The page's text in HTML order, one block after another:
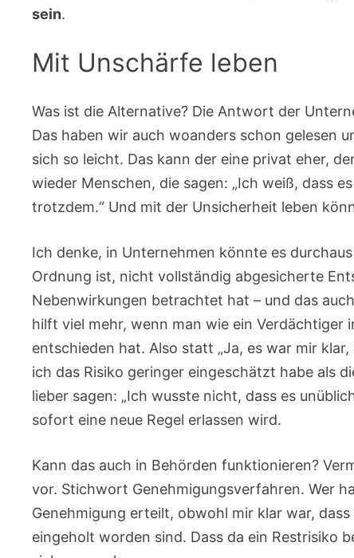
sein.
Mit Unschärfe leben
Was ist die Alternative? Die Antwort der
Das haben wir auch woanders schon gelesen
sich so leicht. Das kann der eine privat eher,
wieder Menschen, die sagen: „Ich weiß, dass
trotzdem.“ Und mit der Unsicherheit leben
Ich denke, in Unternehmen könnte es
Ordnung ist, nicht vollständig abgesicherte
Nebenwirkungen betrachtet hat – und das
hilft viel mehr, wenn man wie ein Verdächtiger
entschieden hat. Also statt „Ja, es war mir
ich das Risiko geringer eingeschätzt habe als
lieber sagen: „Ich wusste nicht, dass es
sofort eine neue Regel erlassen wird.
Kann das auch in Behörden funktionieren?
vor. Stichwort Genehmigungsverfahren. Wer
Genehmigung erteilt, obwohl mir klar war,
eingeholt worden sind. Dass da ein Restrisiko